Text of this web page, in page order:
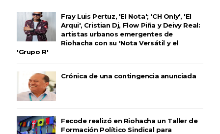
Fray Luis Pertuz, 'El Nota'; 'CH Only', 'El
Arqui', Cristian Dj, Flow Piña y Deivy Real:
artistas urbanos emergentes de
Riohacha con su 'Nota Versátil y el
'Grupo R'
Crónica de una contingencia anunciada
Fecode realizó en Riohacha un Taller de
Formación Político Sindical para